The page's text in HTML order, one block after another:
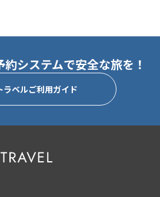
システムで安全な旅を！
ラベルご利用ガイド